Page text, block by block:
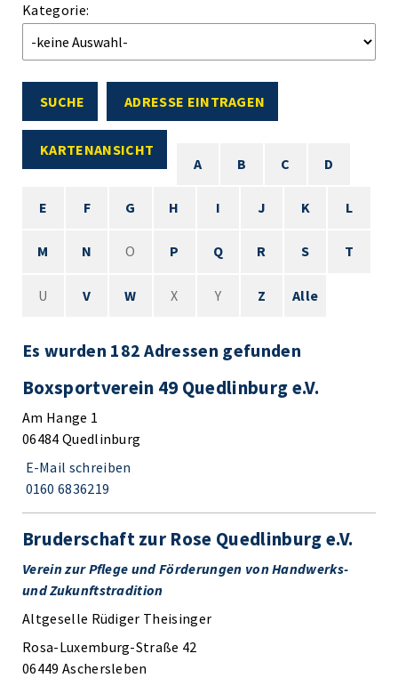
Kategorie:
SUCHE ADRESSE EINTRAGEN
KARTENANSICHT
A
B C D
E F G H I J K L
M N O P Q R S T
U V W X Y Z Alle
Es wurden 182 Adressen gefunden
Boxsportverein 49 Quedlinburg e.V.
Am Hange 1
06484 Quedlinburg
E-Mail schreiben
0160 6836219
Bruderschaft zur Rose Quedlinburg e.V.
Verein zur Pflege und Förderungen von Handwerks-
und Zukunftstradition
Altgeselle Rüdiger Theisinger
Rosa-Luxemburg-Straße 42
06449 Aschersleben